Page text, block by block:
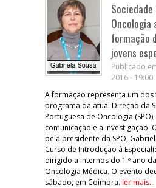
Oncologia
formação
jovens
Publicado
2016 - 19:00
A formação representa um
programa da atual Direção da
Portuguesa de Oncologia
comunicação e a investigação.
pela presidente da SPO,
Curso de Introdução à
dirigido a internos do 1.º ano
Oncologia Médica. O evento
sábado, em Coimbra. ler mais...